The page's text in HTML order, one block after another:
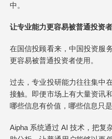
中。
让专业能力更容易被普通投资
在国信投顾看来，中国投资服
更容易被普通投资者使用。
过去，专业投研能力往往集中
接触。即便市场上有大量资讯
哪些信息有价值，哪些信息只是
Aipha 系统通过 AI 技术，把复